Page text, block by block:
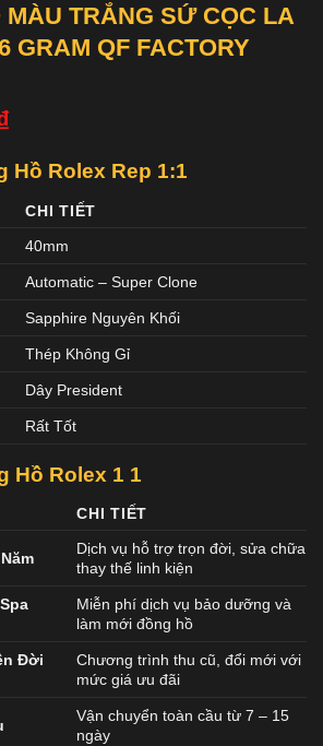
MÀU TRẮNG SỨ CỌC LA
GRAM QF FACTORY
Hồ Rolex Rep 1:1
CHI TIẾT
40mm
Automatic – Super Clone
Sapphire Nguyên Khối
Thép Không Gỉ
Dây President
Rất Tốt
Hồ Rolex 1 1
CHI TIẾT
Dịch vụ hỗ trợ trọn đời, sửa chữa
thay thế linh kiện
Miễn phí dịch vụ bảo dưỡng và
làm mới đồng hồ
Đời
Chương trình thu cũ, đổi mới với
mức giá ưu đãi
Vận chuyển toàn cầu từ 7 – 15
ngày